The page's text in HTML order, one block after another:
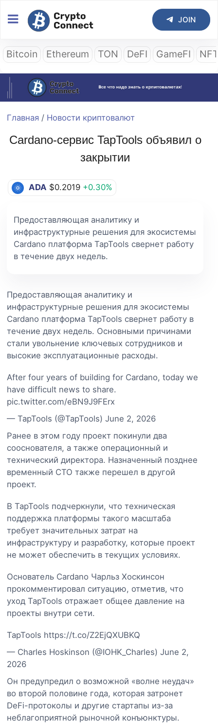
JOIN
Bitcoin Ethereum TON DeFI GameFI
Главная / Новости криптовалют
Cardano-сервис TapTools объявил о
закрытии
ADA $0.2019 +0.30%
Предоставляющая аналитику и
инфраструктурные решения для экосистемы
Cardano платформа TapTools свернет работу
в течение двух недель.
Предоставляющая аналитику и
инфраструктурные решения для экосистемы
Cardano платформа TapTools свернет работу в
течение двух недель. Основными причинами
стали увольнение ключевых сотрудников и
высокие эксплуатационные расходы.
After four years of building for Cardano, today we
have difficult news to share.
pic.twitter.com/eBN9J9FErx
— TapTools (@TapTools) June 2, 2026
Ранее в этом году проект покинули два
сооснователя, а также операционный и
технический директора. Назначенный позднее
временный CTO также перешел в другой
проект.
В TapTools подчеркнули, что техническая
поддержка платформы такого масштаба
требует значительных затрат на
инфраструктуру и разработку, которые проект
не может обеспечить в текущих условиях.
Основатель Cardano Чарльз Хоскинсон
прокомментировал ситуацию, отметив, что
уход TapTools отражает общее давление на
проекты внутри сети.
TapTools https://t.co/Z2EjQXUBKQ
— Charles Hoskinson (@IOHK_Charles) June 2,
2026
Он предупредил о возможной «волне неудач»
во второй половине года, которая затронет
DeFi-протоколы и другие стартапы из-за
неблагоприятной рыночной конъюнктуры.